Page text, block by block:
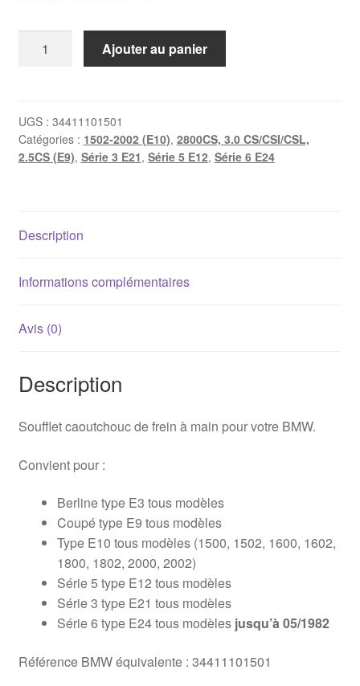
frein
à
main
Ajouter au panier
UGS : 34411101501
Catégories : 1502-2002 (E10), 2800CS, 3.0 CS/CSI/CSL,
2.5CS (E9), Série 3 E21, Série 5 E12, Série 6 E24
Description
Informations complémentaires
Avis (0)
Description
Soufflet caoutchouc de frein à main pour votre BMW.
Convient pour :
Berline type E3 tous modèles
Coupé type E9 tous modèles
Type E10 tous modèles (1500, 1502, 1600, 1602,
1800, 1802, 2000, 2002)
Série 5 type E12 tous modèles
Série 3 type E21 tous modèles
Série 6 type E24 tous modèles jusqu’à 05/1982
Référence BMW équivalente : 34411101501